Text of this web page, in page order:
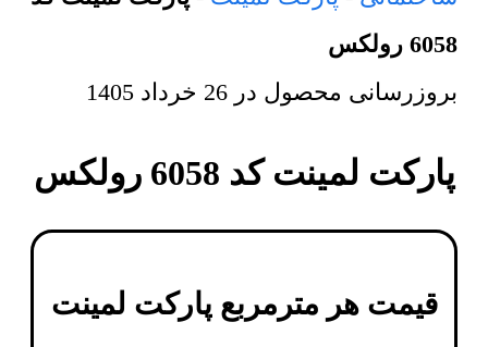
6058 رولکس
بروزرسانی محصول در 26 خرداد 1405
پارکت لمینت کد 6058 رولکس
قیمت هر مترمربع پارکت لمینت